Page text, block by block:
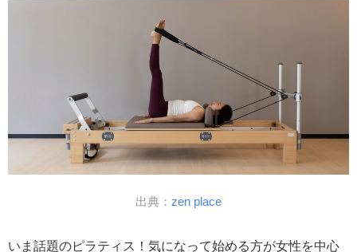
出典： zen place
いま話題のピラティス！気になって始める方が女性を中心